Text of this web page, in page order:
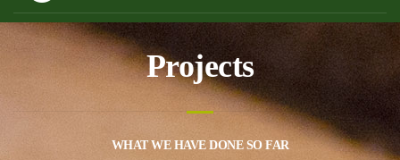
Projects
WHAT WE HAVE DONE SO FAR